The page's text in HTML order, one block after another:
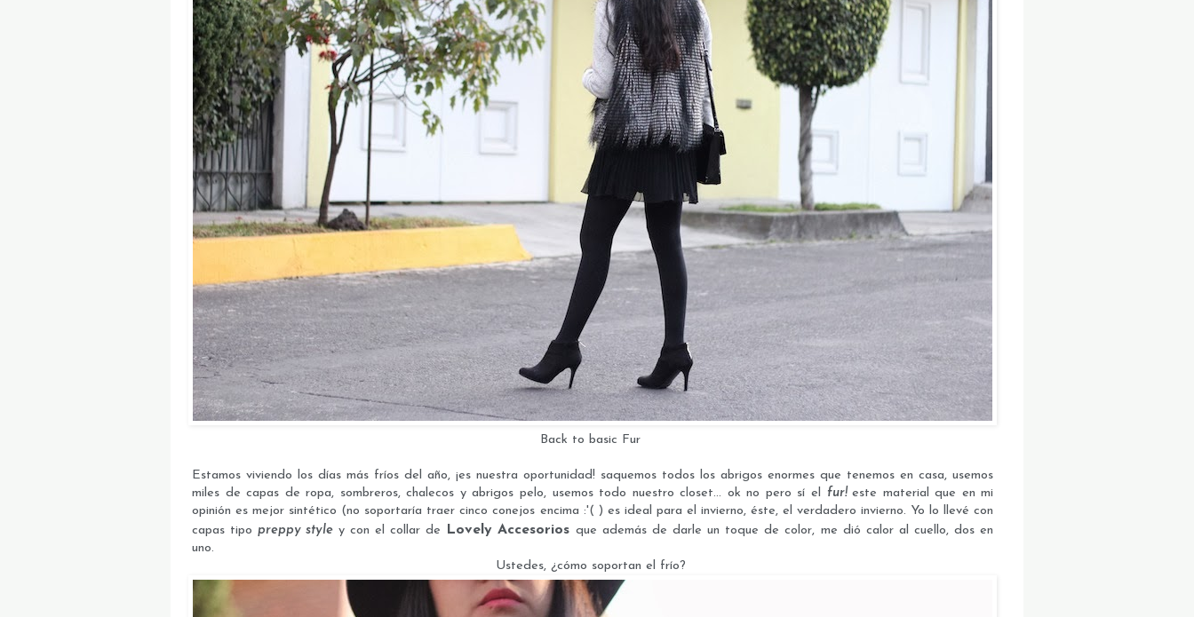
Back to basic Fur
Estamos viviendo los días más fríos del año, ¡es nuestra oportunidad! saquemos todos los abrigos enormes que tenemos en casa, usemos
miles de capas de ropa, sombreros, chalecos y abrigos pelo, usemos todo nuestro closet... ok no pero sí el fur!este material que en mi
opinión es mejor sintético (no soportaría traer cinco conejos encima :'( ) es ideal para el invierno, éste, el verdadero invierno. Yo lo llevé con
capas tipopreppy style y con el collar de Lovely Accesorios que además de darle un toque de color, me dió calor al cuello, dos en
uno.
Ustedes, ¿cómo soportan el frío?